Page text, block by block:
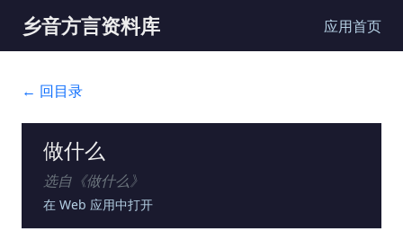
乡音方言资料库 应用首页
← 回目录
做什么
选自《做什么》
在 Web 应用中打开